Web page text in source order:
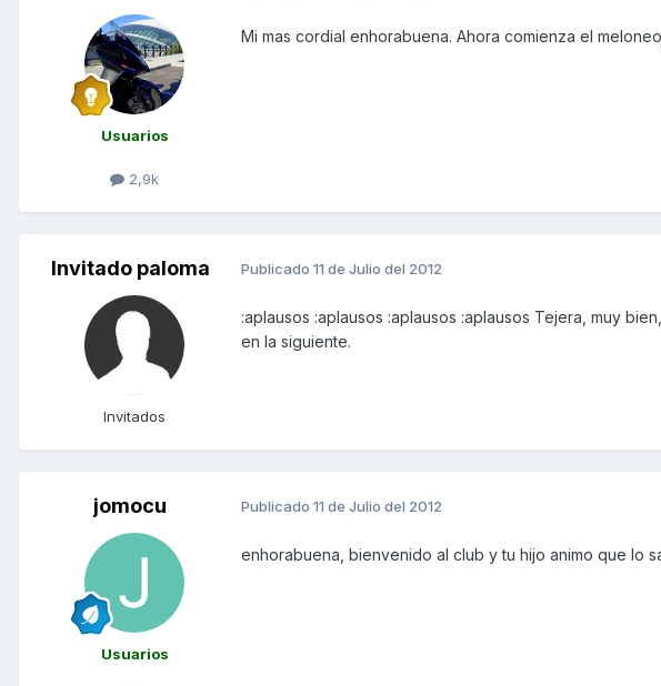
Usuarios
2,9k
Mi mas cordial enhorabuena. Ahora comienza el
Invitado paloma
Invitados
Publicado 11 de Julio del 2012
:aplausos :aplausos :aplausos :aplausos Tejera, muy
en la siguiente.
jomocu
Usuarios
Publicado 11 de Julio del 2012
enhorabuena, bienvenido al club y tu hijo animo que lo